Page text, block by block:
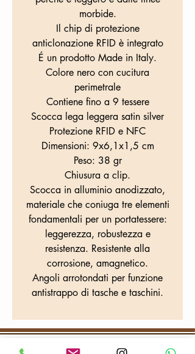
morbide.
Il chip di protezione
anticlonazione RFID è integrato
É un prodotto Made in Italy.
Colore nero con cucitura
perimetrale
Contiene fino a 9 tessere
Scocca lega leggera satin silver
Protezione RFID e NFC
Dimensioni: 9x6,1x1,5 cm
Peso: 38 gr
Chiusura a clip.
Scocca in alluminio anodizzato,
materiale che coniuga tre elementi
fondamentali per un portatessere:
leggerezza, robustezza e
resistenza. Resistente alla
corrosione, amagnetico.
Angoli arrotondati per funzione
antistrappo di tasche e taschini.
DOVE SIAMO